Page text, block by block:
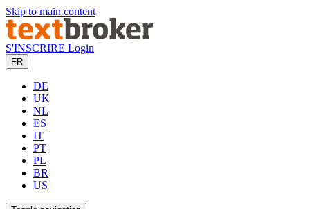
Skip to main content
S'INSCRIRE Login
FR
DE
UK
NL
ES
IT
PT
PL
BR
US